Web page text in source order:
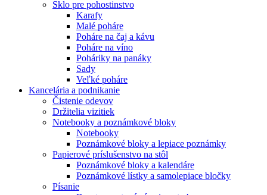
Sklo pre pohostinstvo
Karafy
Malé poháre
Poháre na čaj a kávu
Poháre na víno
Poháriky na panáky
Sady
Veľké poháre
Kancelária a podnikanie
Čistenie odevov
Držitelia vizitiek
Notebooky a poznámkové bloky
Notebooky
Poznámkové bloky a lepiace poznámky
Papierové príslušenstvo na stôl
Poznámkové bloky a kalendáre
Poznámkové lístky a samolepiace bločky
Písanie